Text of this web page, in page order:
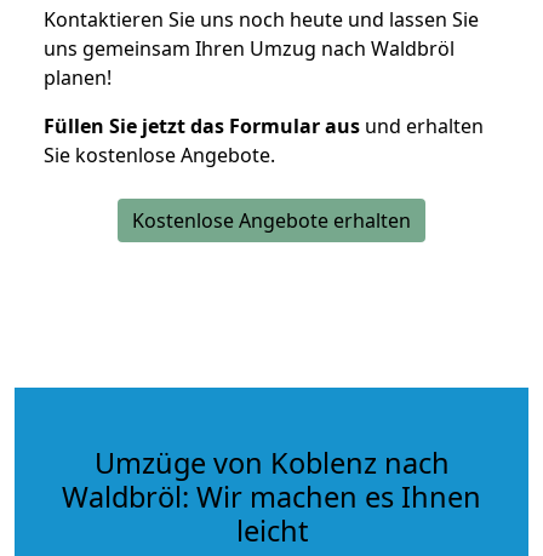
Kontaktieren Sie uns noch heute und lassen Sie
uns gemeinsam Ihren Umzug nach Waldbröl
planen!
Füllen Sie jetzt das Formular aus und erhalten
Sie kostenlose Angebote.
Kostenlose Angebote erhalten
Umzüge von Koblenz nach
Waldbröl: Wir machen es Ihnen
leicht